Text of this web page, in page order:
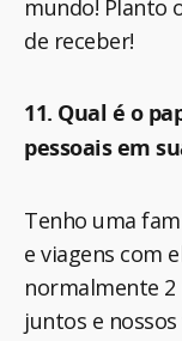
mundo! Planto
de receber!
11. Qual é o
pessoais em
Tenho uma
e viagens com
normalmente
juntos e